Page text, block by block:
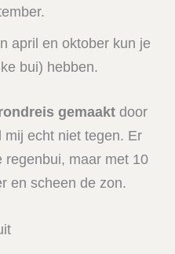
april en oktober kun je
bui) hebben.
gemaakt door
echt niet tegen. Er
regenbui, maar met 10
en scheen de zon.